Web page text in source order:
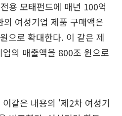
용 모태펀드에 매년 100억
여성기업 제품 구매액은
으로 확대한다. 이 같은 제
의 매출액을 800조 원으로
같은 내용의 '제2차 여성기